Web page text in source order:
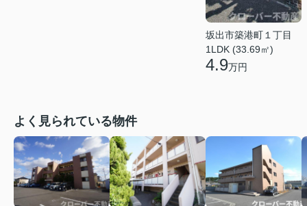
坂出市築港町１丁目
1LDK (33.69㎡)
4.9万円
よく見られている物件